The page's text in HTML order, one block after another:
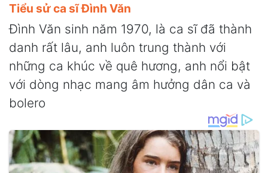
Tiểu sử ca sĩ Đình Văn
Đình Văn sinh năm 1970, là ca sĩ đã thành
danh rất lâu, anh luôn trung thành với
những ca khúc về quê hương, anh nổi bật
với dòng nhạc mang âm hưởng dân ca và
bolero